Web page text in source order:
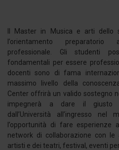
Il Master in Musica e arti dello
l’orientamento
professionale. Gli studenti
fondamentali per essere
docenti sono di fama
massimo livello della
Center offrirà un valido sostegno
impegnerà a dare il giusto
dall’Università all’ingresso
l’opportunità di fare esperienze
network di collaborazione con le
artisti e dei teatri, festival, eventi